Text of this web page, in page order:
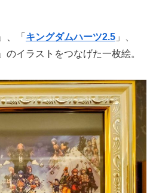
」、「 キングダムハーツ2.5 」、
」のイラストをつなげた一枚絵。